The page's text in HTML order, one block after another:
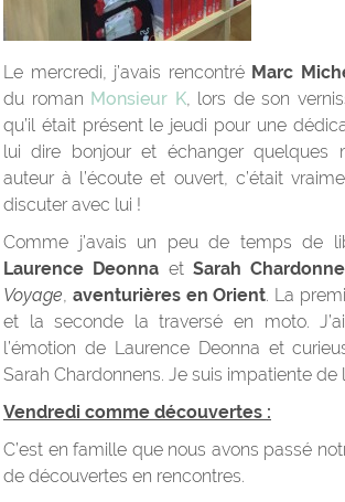
Le mercredi, j’avais rencontré Marc
du roman Monsieur K, lors de son
qu’il était présent le jeudi pour une
lui dire bonjour et échanger quelques
auteur à l’écoute et ouvert, c’était
discuter avec lui !
Comme j’avais un peu de temps de
Laurence Deonna et Sarah
Voyage, aventurières en Orient. La
et la seconde la traversé en moto.
l’émotion de Laurence Deonna et
Sarah Chardonnens. Je suis impatiente de
Vendredi comme découvertes :
C’est en famille que nous avons passé
de découvertes en rencontres.